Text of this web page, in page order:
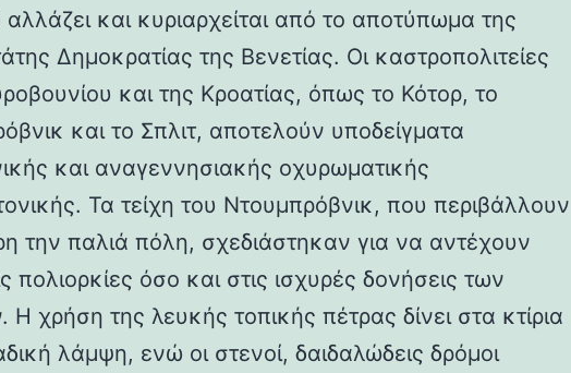
και κυριαρχείται από το αποτύπωμα της
Δημοκρατίας της Βενετίας. Οι καστροπολιτείες
και της Κροατίας, όπως το Κότορ, το
και το Σπλιτ, αποτελούν υποδείγματα
και αναγεννησιακής οχυρωματικής
Τα τείχη του Ντουμπρόβνικ, που περιβάλλουν
την παλιά πόλη, σχεδιάστηκαν για να αντέχουν
πολιορκίες όσο και στις ισχυρές δονήσεις των
Η χρήση της λευκής τοπικής πέτρας δίνει στα κτίρια
λάμψη, ενώ οι στενοί, δαιδαλώδεις δρόμοι